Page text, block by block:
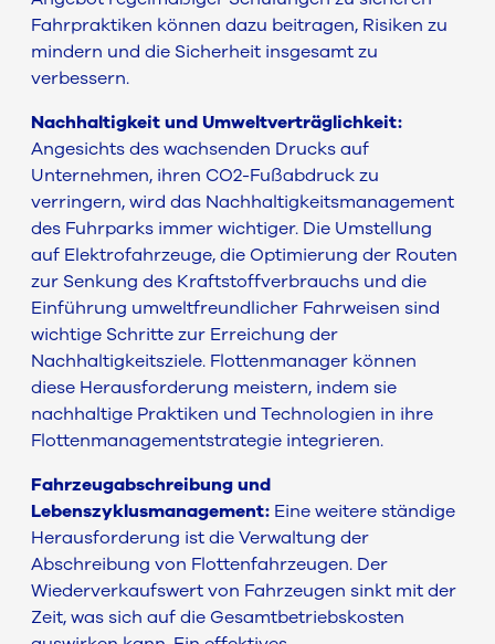
Fahrpraktiken können dazu beitragen, Risiken zu
mindern und die Sicherheit insgesamt zu
verbessern.
Nachhaltigkeit und Umweltverträglichkeit:
Angesichts des wachsenden Drucks auf
Unternehmen, ihren CO2-Fußabdruck zu
verringern, wird das Nachhaltigkeitsmanagement
des Fuhrparks immer wichtiger. Die Umstellung
auf Elektrofahrzeuge, die Optimierung der Routen
zur Senkung des Kraftstoffverbrauchs und die
Einführung umweltfreundlicher Fahrweisen sind
wichtige Schritte zur Erreichung der
Nachhaltigkeitsziele. Flottenmanager können
diese Herausforderung meistern, indem sie
nachhaltige Praktiken und Technologien in ihre
Flottenmanagementstrategie integrieren.
Fahrzeugabschreibung und
Lebenszyklusmanagement: Eine weitere ständige
Herausforderung ist die Verwaltung der
Abschreibung von Flottenfahrzeugen. Der
Wiederverkaufswert von Fahrzeugen sinkt mit der
Zeit, was sich auf die Gesamtbetriebskosten